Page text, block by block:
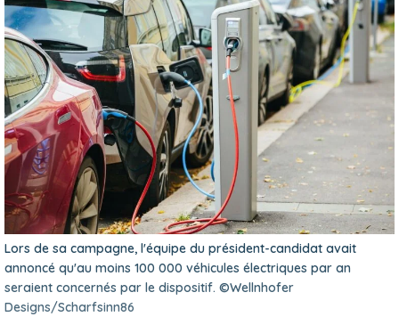
Lors de sa campagne, l'équipe du président-candidat avait
annoncé qu'au moins 100 000 véhicules électriques par an
seraient concernés par le dispositif. ©Wellnhofer
Designs/Scharfsinn86